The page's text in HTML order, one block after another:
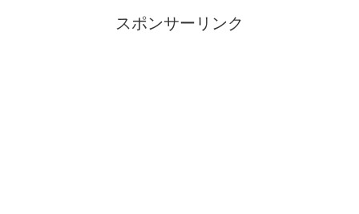
スポンサーリンク